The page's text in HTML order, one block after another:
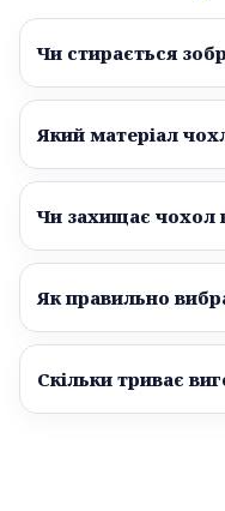
Чи стирається
Який матеріал
Чи захищає чохол
Як правильно
Скільки триває